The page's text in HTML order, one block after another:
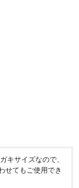
キサイズなので、
せてもご使用でき